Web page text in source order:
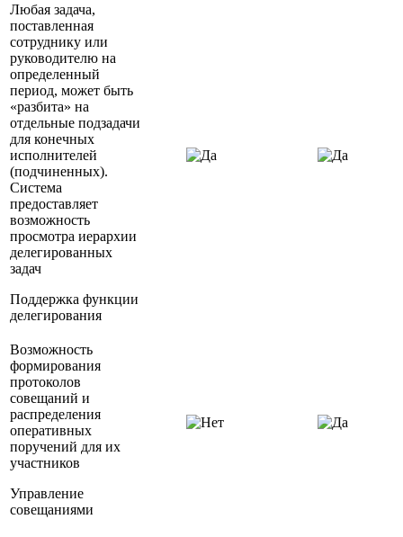
Любая задача,
поставленная
сотруднику или
руководителю на
определенный
период, может быть
«разбита» на
отдельные подзадачи
для конечных
исполнителей
(подчиненных).
Система
предоставляет
возможность
просмотра иерархии
делегированных
задач
Поддержка функции
делегирования
Возможность
формирования
протоколов
совещаний и
распределения
оперативных
поручений для их
участников
Управление
совещаниями